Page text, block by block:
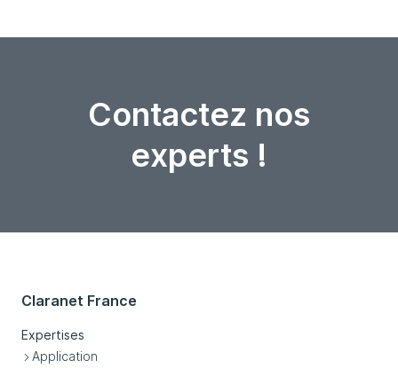
Contactez nos
experts !
Claranet France
Expertises
Application